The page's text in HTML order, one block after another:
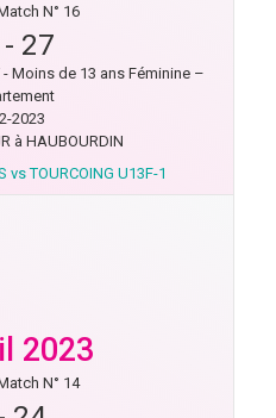
N° 16
- 27
- Moins de 13 ans Féminine –
2023
à HAUBOURDIN
vs TOURCOING U13F-1
2023
N° 14